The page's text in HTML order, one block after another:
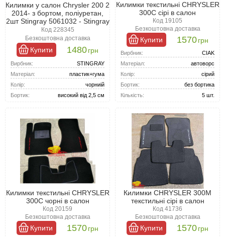
Килимки у салон Chrysler 200 2
2014- з бортом, поліуретан,
2шт Stingray 5061032 - Stingray
Код 228345
Безкоштовна доставка
Купити 1480грн
Вирбник:
STINGRAY
Матеріал:
пластик+гума
Колір:
чорниій
Бортик:
високий від 2,5 см
Килимки текстильні CHRYSLER
300C сірі в салон
Код 19105
Безкоштовна доставка
Купити 1570грн
Вирбник:
CIAK
Матеріал:
автоворс
Колір:
сірий
Бортик:
без бортика
Кількість:
5 шт.
Килимки текстильні CHRYSLER
300C чорні в салон
Код 20159
Безкоштовна доставка
Купити 1570грн
Килимки CHRYSLER 300M
текстильні сірі в салон
Код 41736
Безкоштовна доставка
Купити 1570грн